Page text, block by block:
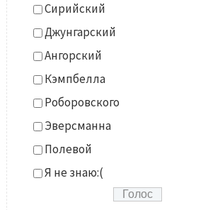
Сирийский
Джунгарский
Ангорский
Кэмпбелла
Роборовского
Эверсманна
Полевой
Я не знаю:(